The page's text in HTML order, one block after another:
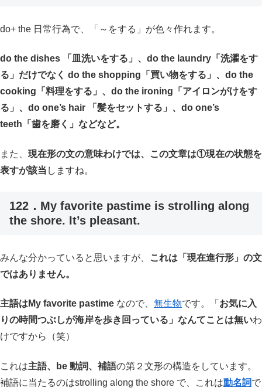
do+ the 日常行為で、「～をする」が色々作れます。
do the dishes 「皿洗いをする」、do the laundry「洗濯をす
る」だけでなく do the shopping「買い物をする」、do the
cooking「料理をする」、do the ironing「アイロンがけをす
る」、do one’s hair 「髪をセットする」、do one’s
teeth「歯を磨く」などなど。
また、 現在形の文の意味わけでは、この文章は①現在の状態を
表すが該当 しますね。
122．My favorite pastime is strolling along
the shore. It’s pleasant.
みんな分かっていると思いますが、
これは「現在進行形」の文
ではありません。
主語はMy favorite pastime なので、 無生物です。「 お気に入
りの時間つぶしが海岸を歩き回っている」なんてことは無いわ
けですから（笑）
これは主語、be 動詞、補語の第２文形の構造をしています。
補語に当たるのはstrolling along the shore で、これは動名詞で